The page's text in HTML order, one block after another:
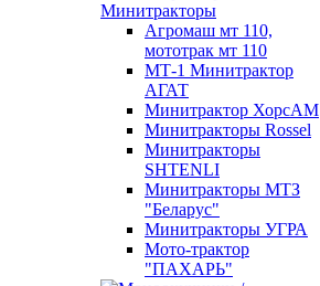
Минитракторы
Агромаш мт 110,
мототрак мт 110
МТ-1 Минитрактор
АГАТ
Минитрактор ХорсАМ
Минитракторы Rossel
Минитракторы
SHTENLI
Минитракторы МТЗ
"Беларус"
Минитракторы УГРА
Мото-трактор
"ПАХАРЬ"